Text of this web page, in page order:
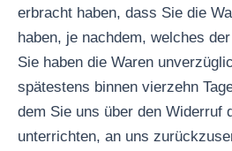
erbracht haben, dass Sie die
haben, je nachdem, welches
Sie haben die Waren
spätestens binnen vierzehn
dem Sie uns über den Widerruf
unterrichten, an uns